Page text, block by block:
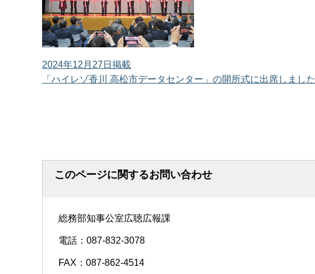
2024年12月27日掲載
「ハイレゾ香川 高松市データセンター」の開所式に出席しました
このページに関するお問い合わせ
総務部知事公室広聴広報課
電話：087-832-3078
FAX：087-862-4514